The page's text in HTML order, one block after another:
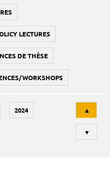
LECTURES
DE THÈSE
WORKSHOPS
2024 ▲
▼